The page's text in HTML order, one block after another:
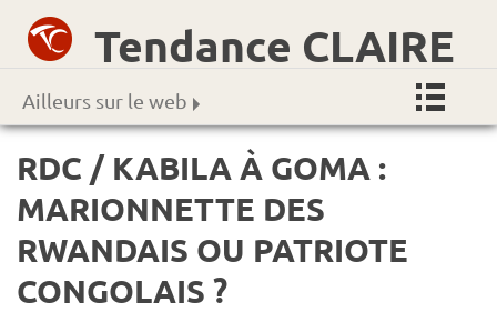
Tendance CLAIRE
Ailleurs sur le web
RDC / KABILA À GOMA :
MARIONNETTE DES
RWANDAIS OU PATRIOTE
CONGOLAIS ?